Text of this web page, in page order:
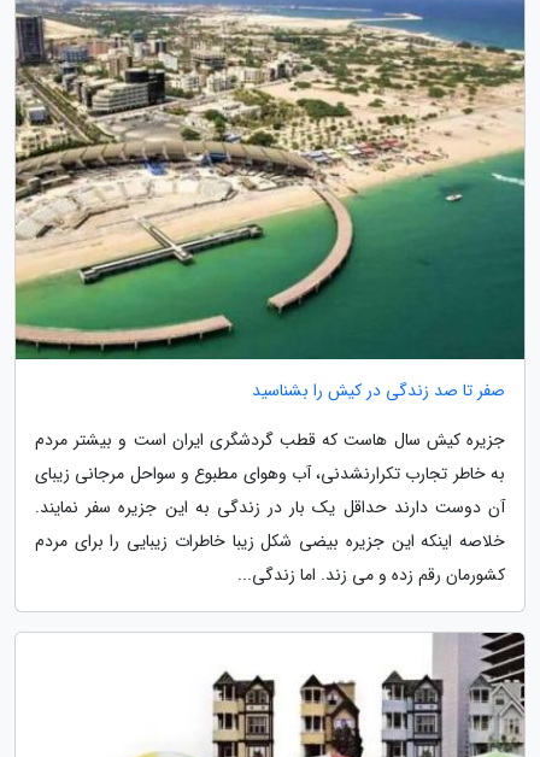
صفر تا صد زندگی در کیش را بشناسید
جزیره کیش سال هاست که قطب گردشگری ایران است و بیشتر مردم
به خاطر تجارب تکرارنشدنی، آب وهوای مطبوع و سواحل مرجانی زیبای
آن دوست دارند حداقل یک بار در زندگی به این جزیره سفر نمایند.
خلاصه اینکه این جزیره بیضی شکل زیبا خاطرات زیبایی را برای مردم
کشورمان رقم زده و می زند. اما زندگی...